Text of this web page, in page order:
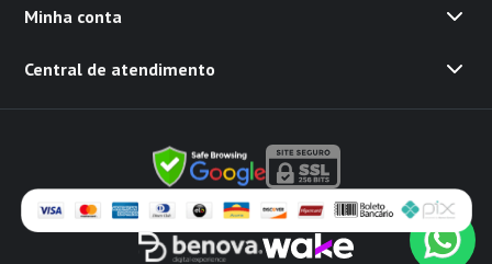
Minha conta
Central de atendimento